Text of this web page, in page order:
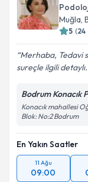
Muğla,
5 (24
Merhaba, Tedavi
sureçle ilgili
Bodrum Konacık
Konacık mahallesi
Blok: No:2 Bodrum
En Yakın Saatler
11 Ağu
09:00